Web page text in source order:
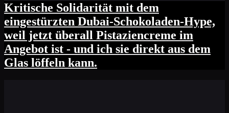
Kritische Solidarität mit dem
eingestürzten Dubai-Schokoladen-Hype,
weil jetzt überall Pistaziencreme im
Angebot ist - und ich sie direkt aus dem
Glas löffeln kann.